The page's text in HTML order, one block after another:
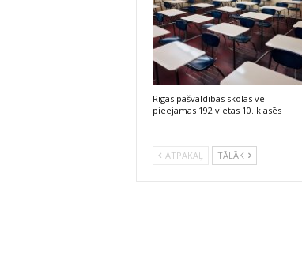
Rīgas pašvaldības skolās vēl
pieejamas 192 vietas 10. klasēs
ATPAKAĻ TĀLĀK